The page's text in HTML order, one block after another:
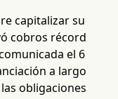
capitalizar su
cobros récord
el 6
a largo
obligaciones